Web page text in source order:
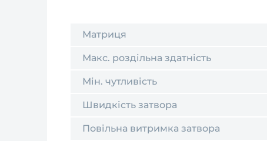
Матриця
Макс. роздільна здатність
Мін. чутливість
Швидкість затвора
Повільна витримка затвора